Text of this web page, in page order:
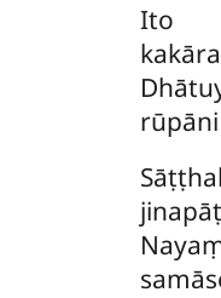
Ito